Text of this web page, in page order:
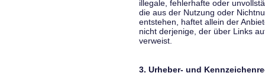
illegale, fehlerhafte oder
die aus der Nutzung oder
entstehen, haftet allein der
nicht derjenige, der über Links
verweist.
3. Urheber- und